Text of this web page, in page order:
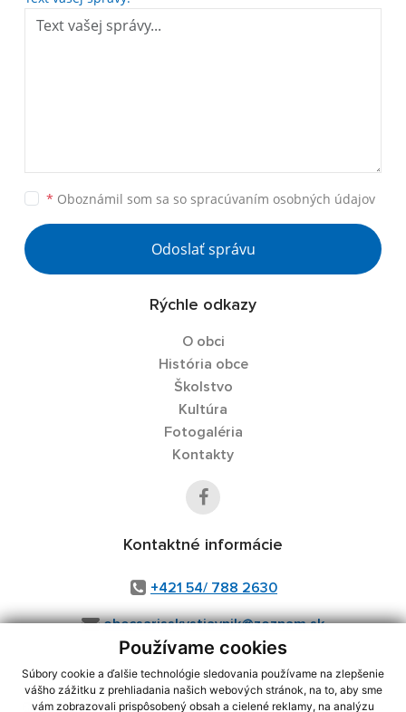
Používame cookies
Súbory cookie a ďalšie technológie sledovania používame na zlepšenie
vášho zážitku z prehliadania našich webových stránok, na to, aby sme
vám zobrazovali prispôsobený obsah a cielené reklamy, na analýzu
* Oboznámil som sa so spracúvaním osobných údajov
Odoslať správu
Rýchle odkazy
O obci
História obce
Školstvo
Kultúra
Fotogaléria
Kontakty
Kontaktné informácie
+421 54/ 788 2630
obecsarisskystiavnik@zoznam.sk
využite možnosť získavania aktuálnych informácií s využitím RSS